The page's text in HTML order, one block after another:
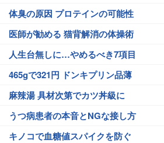
体臭の原因 プロテインの可能性
医師が勧める 猫背解消の体操術
人生台無しに…やめるべき7項目
465gで321円 ドンキプリン品薄
麻辣湯 具材次第でカツ丼級に
うつ病患者の本音とNGな接し方
キノコで血糖値スパイクを防ぐ